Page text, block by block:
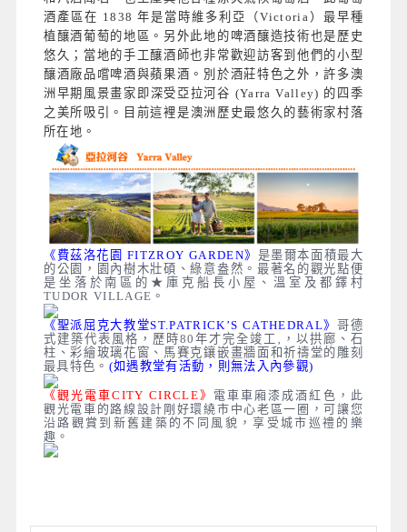
酒產區在 1838 年是當時維多利亞（Victoria）最早種
植釀酒葡萄的地區。另外此地 的啤酒釀造技術也是歷史
悠久；當地的手工釀酒師也非常歡迎訪客到他們的小型
釀酒廠品嚐啤酒與蘋果酒。別於酒莊特色之外，許多澳
洲早期風景畫家即深受亞拉河谷 (Yarra Valley) 的四季
之美所吸引。 目前這裡是澳洲歷史最悠久的藝術家村落
所在地 。
《 費茲洛花園 FITZROY GARDEN》 是墨爾本面積最大
的公園，園內樹木壯碩、綠意盎然。最著名的觀光點便
是坐落於南區的★庫克船長小屋、溫室及都鐸村
TUDOR VILLAGE。
《聖派屈克大教堂ST.PATRICK’S CATHEDRAL》哥德
式建築代表風格，歷時80年才完全竣工‚，以拱廊、石
柱、彩繪玻璃花窗、馬賽克鑲嵌畫牆面和祈禱堂的雕刻
最具特色。 (如遇教堂有活動，則無法入內參觀)
《觀光電車CITY CIRCLE》 電車車廂漆成酒紅色，此
觀光電車的路線設計剛好環繞市中心老區一圈，可讓您
沿路觀賞到新舊建築的不同風貌，享受城市巡禮的樂
趣。